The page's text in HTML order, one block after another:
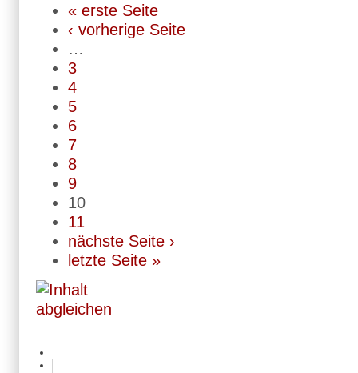
« erste Seite
‹ vorherige Seite
…
3
4
5
6
7
8
9
10
11
nächste Seite ›
letzte Seite »